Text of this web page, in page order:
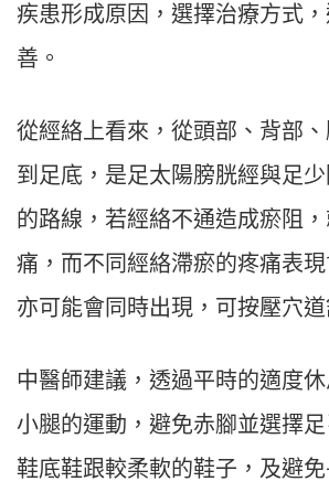
疾患形成原因，選擇治療方式
善。
從經絡上看來，從頭部、背部
到足底，是足太陽膀胱經與足
的路線，若經絡不通造成瘀阻
痛，而不同經絡滯瘀的疼痛表現
亦可能會同時出現，可按壓穴道
中醫師建議，透過平時的適度
小腿的運動，避免赤腳並選擇足
鞋底鞋跟較柔軟的鞋子，及避免